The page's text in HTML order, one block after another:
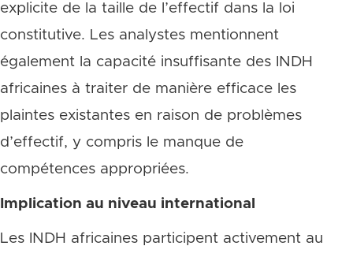
explicite de la taille de l’effectif dans la loi
constitutive. Les analystes mentionnent
également la capacité insuffisante des INDH
africaines à traiter de manière efficace les
plaintes existantes en raison de problèmes
d’effectif, y compris le manque de
compétences appropriées.
Implication au niveau international
Les INDH africaines participent activement au